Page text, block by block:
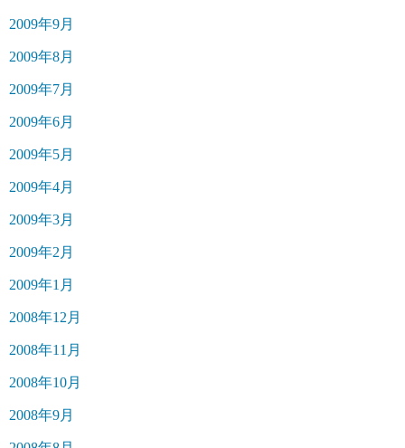
2009年9月
2009年8月
2009年7月
2009年6月
2009年5月
2009年4月
2009年3月
2009年2月
2009年1月
2008年12月
2008年11月
2008年10月
2008年9月